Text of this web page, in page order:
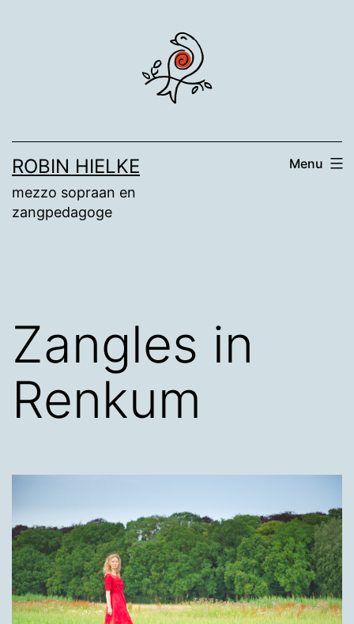
ROBIN HIELKE
mezzo sopraan en
zangpedagoge
Menu
Zangles in
Renkum